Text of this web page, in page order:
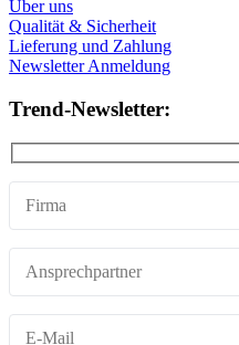
Über uns
Qualität & Sicherheit
Lieferung und Zahlung
Newsletter Anmeldung
Trend-Newsletter: